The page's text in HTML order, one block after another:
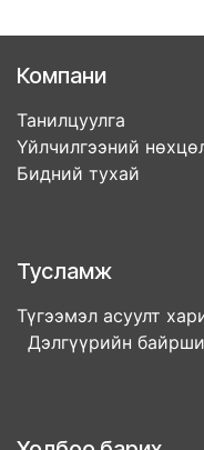
Компани
Танилцуулга
Үйлчилгээний
Бидний тухай
Тусламж
Түгээмэл асуулт
Дэлгүүрийн